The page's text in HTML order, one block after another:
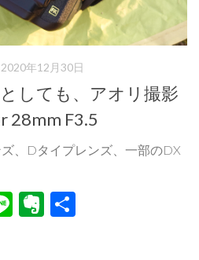
2020年12月30日
しても、アオリ撮影
28mm F3.5
、Dタイプレンズ、一部のDX
LineEvernote